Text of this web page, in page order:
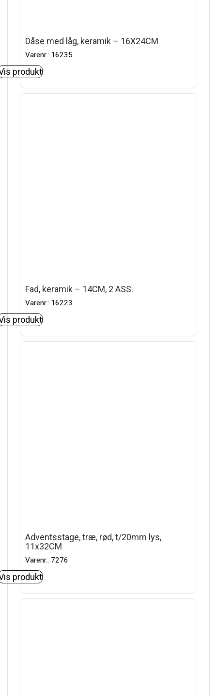
Dåse med låg, keramik – 16X24CM
Varenr.: 16235
produkt
Fad, keramik – 14CM, 2 ASS.
Varenr.: 16223
produkt
Adventsstage, træ, rød, t/20mm lys,
11x32CM
Varenr.: 7276
produkt